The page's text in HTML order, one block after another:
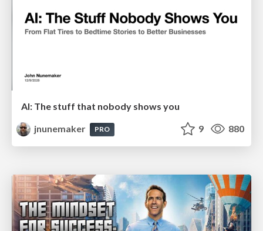
AI: The stuff that nobody shows you
jnunemaker
PRO 9 880